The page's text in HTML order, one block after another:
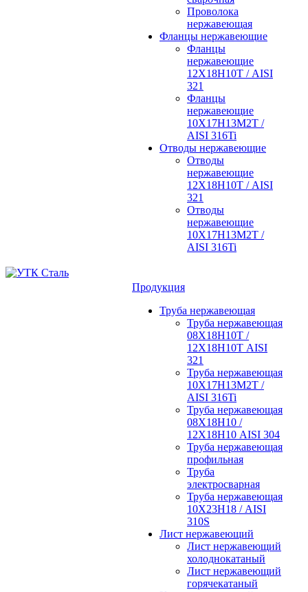
Проволока
нержавеющая
Фланцы нержавеющие
Фланцы
нержавеющие
12Х18Н10Т / AISI
321
Фланцы
нержавеющие
10Х17Н13М2Т /
AISI 316Ti
Отводы нержавеющие
Отводы
нержавеющие
12Х18Н10Т / AISI
321
Отводы
нержавеющие
10Х17Н13М2Т /
AISI 316Ti
Продукция
Труба нержавеющая
Труба нержавеющая
08Х18Н10Т /
12Х18Н10Т AISI
321
Труба нержавеющая
10Х17Н13М2Т /
AISI 316Ti
Труба нержавеющая
08Х18Н10 /
12Х18Н10 AISI 304
Труба нержавеющая
профильная
Труба
электросварная
Труба нержавеющая
10Х23Н18 / AISI
310S
Лист нержавеющий
Лист нержавеющий
холоднокатаный
Лист нержавеющий
горячекатаный